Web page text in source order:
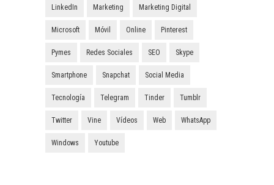
LinkedIn Marketing Marketing Digital
Microsoft Móvil Online Pinterest
Pymes Redes Sociales SEO Skype
Smartphone Snapchat Social Media
Tecnología Telegram Tinder Tumblr
Twitter Vine Vídeos Web WhatsApp
Windows Youtube